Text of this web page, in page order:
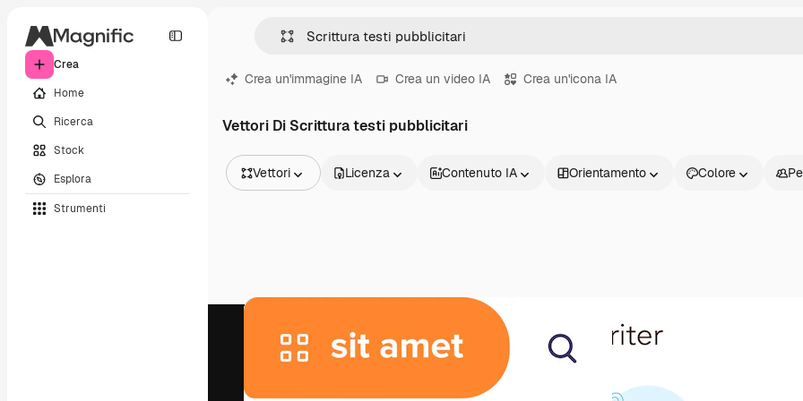
Crea
Home
Ricerca
Stock
Esplora
Strumenti
Crea un'immagine IA Crea un video IA Crea un'icona IA
Vettori Di Scrittura testi pubblicitari
Vettori
Video
Motion graphic
Modelli di video
Font
Licenza Contenuto IA Orientamento Colore